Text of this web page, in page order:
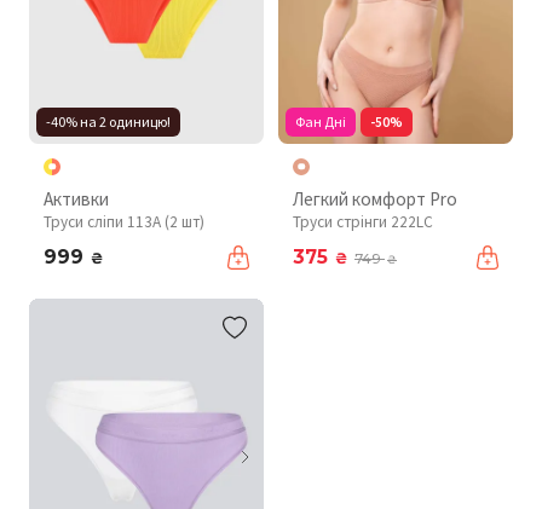
-40% на 2 одиницю!
Активки
Труси сліпи 113A (2 шт)
999 ₴
Фан Дні -50%
Легкий комфорт Pro
Труси стрінги 222LC
375 ₴ 749₴